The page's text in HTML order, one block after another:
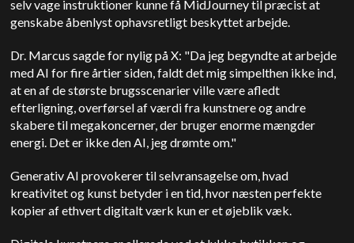
selv vage instruktioner kunne få MidJourney til præcist at
genskabe åbenlyst ophavsretligt beskyttet arbejde.
Dr. Marcus sagde for nylig på X: "Da jeg begyndte at arbejde
med AI for fire årtier siden, faldt det mig simpelthen ikke ind,
at en af de største brugsscenarier ville være afledt
efterligning, overførsel af værdi fra kunstnere og andre
skabere til megakoncerner, der bruger enorme mængder
energi. Det er ikke den AI, jeg drømte om."
Generativ AI provokerer til selvransagelse om, hvad
kreativitet og kunst betyder i en tid, hvor næsten perfekte
kopier af ethvert digitalt værk kun er et øjeblik væk.